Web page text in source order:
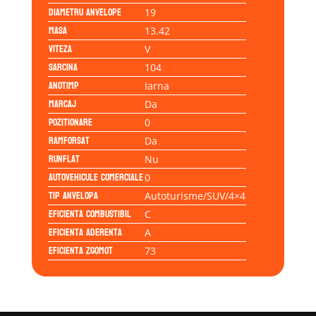
Diametru anvelope 19
Masa 13.42
Viteza V
Sarcina 104
Anotimp Iarna
Marcaj Da
Pozitionare 0
Ramforsat Da
Runflat Nu
Autovehicule comerciale0
Tip anvelopa Autoturisme/SUV/4×4
Eficienta Combustibil C
Eficienta Aderenta A
Eficienta Zgomot 73